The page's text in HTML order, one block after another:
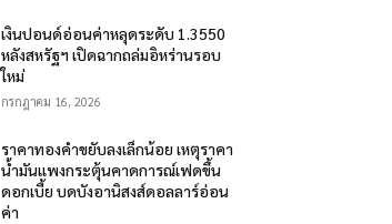
เงินปอนด์อ่อนค่าหลุดระดับ 1.3550
หลังสหรัฐฯ เปิดฉากถล่มอิหร่านรอบ
ใหม่
กรกฎาคม 16, 2026
ราคาทองคำขยับลงเล็กน้อย เหตุราคา
น้ำมันแพงกระตุ้นคาดการณ์เฟดขึ้น
ดอกเบี้ย บดบังอานิสงส์ดอลลาร์อ่อน
ค่า